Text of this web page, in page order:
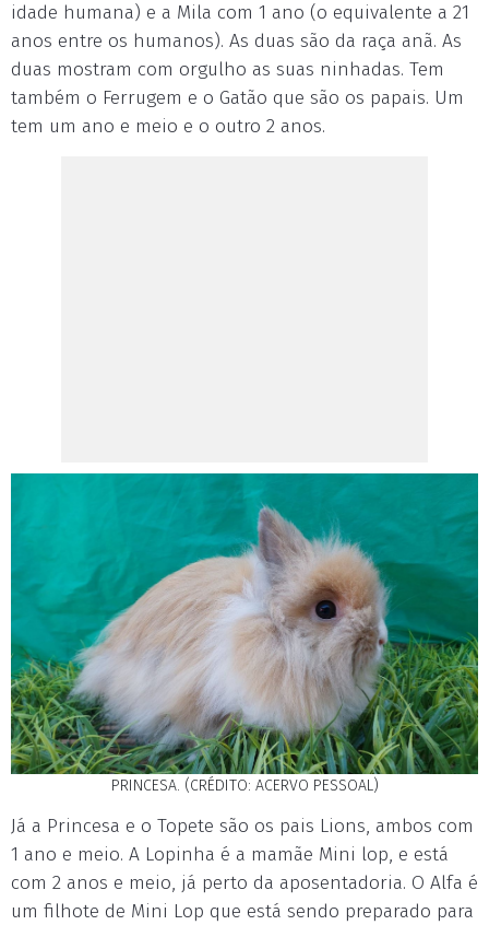
idade humana) e a Mila com 1 ano (o equivalente a 21
anos entre os humanos). As duas são da raça anã. As
duas mostram com orgulho as suas ninhadas. Tem
também o Ferrugem e o Gatão que são os papais. Um
tem um ano e meio e o outro 2 anos.
PRINCESA. (CRÉDITO: ACERVO PESSOAL)
Já a Princesa e o Topete são os pais Lions, ambos com
1 ano e meio. A Lopinha é a mamãe Mini lop, e está
com 2 anos e meio, já perto da aposentadoria. O Alfa é
um filhote de Mini Lop que está sendo preparado para